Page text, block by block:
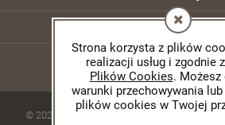
Strona korzysta z plików
realizacji usług i zgodnie z
Plików Cookies.
warunki przechowywania
plików cookies w Twojej
O nas
© 2026 gunmonkey.pl. Wszelkie prawa